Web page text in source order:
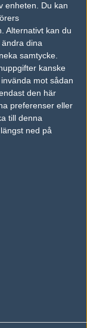
enheten. Du kan
Alternativt kan du
dina
samtycke.
kanske
mot sådan
den här
preferenser eller
till denna
ned på